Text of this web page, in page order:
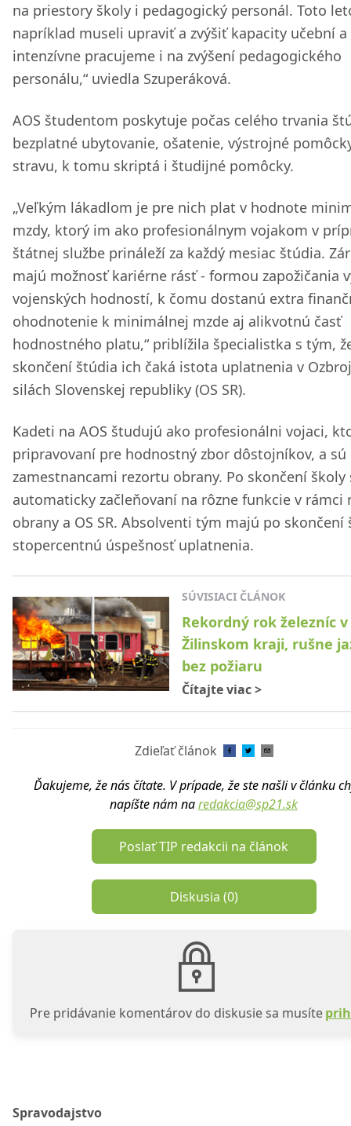
na priestory školy i pedagogický personál. Toto
napríklad museli upraviť a zvýšiť kapacity učební a
intenzívne pracujeme i na zvýšení pedagogického
personálu,“ uviedla Szuperáková.
AOS študentom poskytuje počas celého trvania
bezplatné ubytovanie, ošatenie, výstrojné
stravu, k tomu skriptá i študijné pomôcky.
„Veľkým lákadlom je pre nich plat v hodnote
mzdy, ktorý im ako profesionálnym vojakom v
štátnej službe prináleží za každý mesiac štúdia.
majú možnosť kariérne rásť - formou zapožičania
vojenských hodností, k čomu dostanú extra
ohodnotenie k minimálnej mzde aj alikvotnú časť
hodnostného platu,“ priblížila špecialistka s tým,
skončení štúdia ich čaká istota uplatnenia v
silách Slovenskej republiky (OS SR).
Kadeti na AOS študujú ako profesionálni vojaci,
pripravovaní pre hodnostný zbor dôstojníkov, a sú
zamestnancami rezortu obrany. Po skončení školy
automaticky začleňovaní na rôzne funkcie v rámci
obrany a OS SR. Absolventi tým majú po skončení
stopercentnú úspešnosť uplatnenia.
SÚVISIACI ČLÁNOK
Rekordný rok železníc v
Žilinskom kraji, rušne
bez požiaru
Čítajte viac>
Zdieľať článok
Ďakujeme, že nás čítate. V prípade, že ste našli v článku
napíšte nám naredakcia@sp21.sk
Poslať TIP redakcii na článok
Diskusia (0)
Pre pridávanie komentárov do diskusie sa musíte
Spravodajstvo